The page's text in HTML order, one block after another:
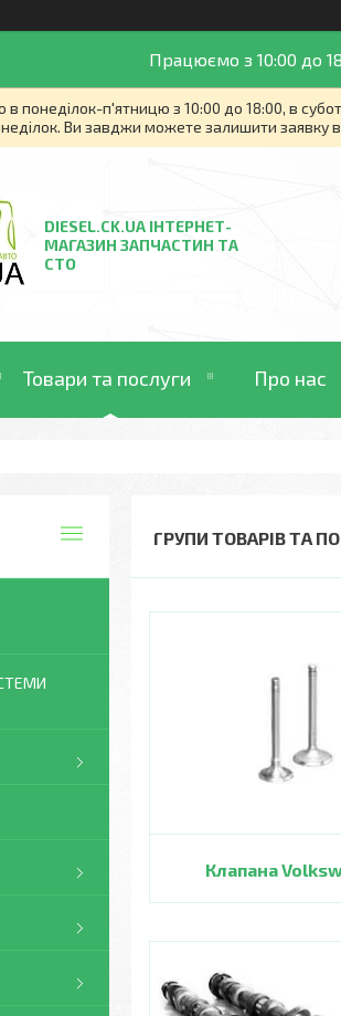
Працюємо з 10:00 до
понеділок-п'ятницю з 10:00 до 18:00, в
Ви завджи можете залишити заявку
DIESEL.CK.UA ІНТЕРНЕТ-
МАГАЗИН ЗАПЧАСТИН ТА
СТО
Товари та послуги Про нас
ГРУПИ ТОВАРІВ ТА
Клапана